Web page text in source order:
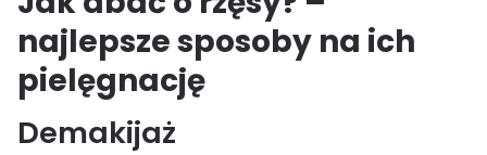
najlepsze sposoby na ich
pielęgnację
Demakijaż